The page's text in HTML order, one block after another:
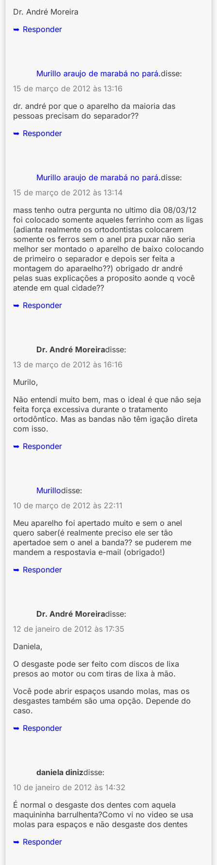
Dr. André Moreira
Responder
Murillo araujo de marabá no pará.disse:
15 de março de 2012 às 13:16
dr. andré por que o aparelho da maioria das
pessoas precisam do separador??
Responder
Murillo araujo de marabá no pará.disse:
15 de março de 2012 às 13:14
mass tenho outra pergunta no ultimo dia 08/03/12
foi colocado somente aqueles ferrinho com as ligas
(adianta realmente os ortodontistas colocarem
somente os ferros sem o anel pra puxar não seria
melhor ser montado o aparelho de baixo colocando
de primeiro o separador e depois ser feita a
montagem do aparaelho??) obrigado dr andré
pelas suas explicações a proposito aonde q você
atende em qual cidade??
Responder
Dr. André Moreiradisse:
13 de março de 2012 às 16:16
Murilo,
Não entendi muito bem, mas o ideal é que não seja
feita força excessiva durante o tratamento
ortodôntico. Mas as bandas não têm igação direta
com isso.
Responder
Murillodisse:
10 de março de 2012 às 22:11
Meu aparelho foi apertado muito e sem o anel
quero saber(é realmente preciso ele ser tão
apertadoe sem o anel a banda?? se puderem me
mandem a respostavia e-mail (obrigado!)
Responder
Dr. André Moreiradisse:
12 de janeiro de 2012 às 17:35
Daniela,
O desgaste pode ser feito com discos de lixa
presos ao motor ou com tiras de lixa à mão.
Você pode abrir espaços usando molas, mas os
desgastes também são uma opção. Depende do
caso.
Responder
daniela dinizdisse:
10 de janeiro de 2012 às 14:32
É normal o desgaste dos dentes com aquela
maquininha barrulhenta?Como vi no video se usa
molas para espaços e não desgaste dos dentes
Responder